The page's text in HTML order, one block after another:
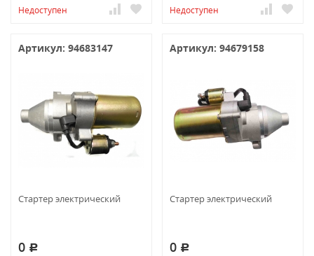
Недоступен Недоступен
Артикул: 94683147
Стартер электрический
0 Р
Артикул: 94679158
Стартер электрический
0 Р